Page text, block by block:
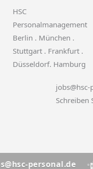
HSC
Personalmanagement
Berlin . München .
Stuttgart . Frankfurt .
Düsseldorf. Hamburg
Schreiben
📩